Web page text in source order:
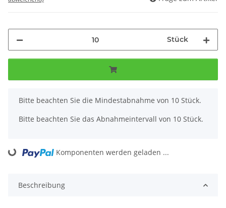
Stück
x
Bitte beachten Sie die Mindestabnahme von 10 Stück.
Bitte beachten Sie das Abnahmeintervall von 10 Stück.
Loading... Komponenten werden geladen ...
Beschreibung